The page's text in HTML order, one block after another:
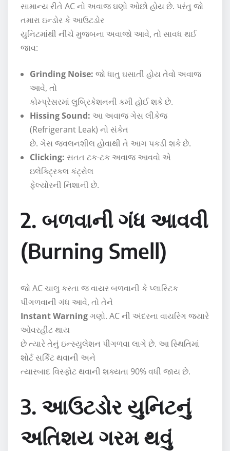
સામાન્ય રીતે AC નો અવાજ ઘણો ઓછો હોય છે. પરંતુ જો
તમારા ઇન્ડોર કે આઉટડોર
યુનિટમાંથી નીચે મુજબના અવાજો આવે, તો સાવધ થઈ
જાવ:
Grinding Noise: જો ધાતુ ઘસાતી હોય તેવો અવાજ
આવે, તો
કોમ્પ્રેસરમાં લુબ્રિકેશનની કમી હોઈ શકે છે.
Hissing Sound: આ અવાજ ગેસ લીકેજ
(Refrigerant Leak) નો સંકેત
છે. ગેસ જ્વલનશીલ હોવાથી તે આગ પકડી શકે છે.
Clicking: સતત ટક-ટક અવાજ આવવો એ
ઇલેક્ટ્રિકલ કંટ્રોલ
ફેલ્યોરની નિશાની છે.
2. બળવાની ગંધ આવવી
(Burning Smell)
જો AC ચાલુ કરતા જ વાયર બળવાની કે પ્લાસ્ટિક
પીગળવાની ગંધ આવે, તો તેને
Instant Warningગણો. AC ની અંદરના વાયરિંગ જ્યારે
ઓવરહીટ થાય
છે ત્યારે તેનું ઇન્સ્યુલેશન પીગળવા લાગે છે. આ સ્થિતિમાં
શોર્ટ સર્કિટ થવાની અને
ત્યારબાદ વિસ્ફોટ થવાની શક્યતા 90% વધી જાય છે.
3. આઉટડોર યુનિટનું
અતિશય ગરમ થવું